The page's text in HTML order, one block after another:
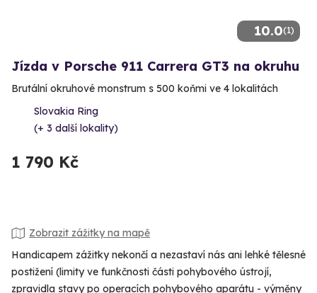
10.0(1)
Jízda v Porsche 911 Carrera GT3 na okruhu
Brutální okruhové monstrum s 500 koňmi ve 4 lokalitách
Slovakia Ring
(+ 3 další lokality)
1 790 Kč
Zobrazit zážitky na mapě
Handicapem zážitky nekončí a nezastaví nás ani lehké tělesné
postižení (limity ve funkčnosti části pohybového ústrojí,
zpravidla stavy po operacích pohybového aparátu - výměny